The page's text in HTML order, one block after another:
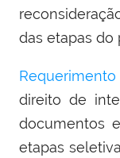
das etapas do
direito de
documentos
etapas